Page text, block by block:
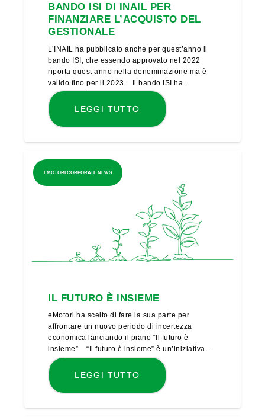
BANDO ISI DI INAIL PER
FINANZIARE L’ACQUISTO DEL
GESTIONALE
L’INAIL ha pubblicato anche per quest’anno il
bando ISI, che essendo approvato nel 2022
riporta quest’anno nella denominazione ma è
valido fino per il 2023. Il bando ISI ha…
LEGGI TUTTO
EMOTORI CORPORATE NEWS
IL FUTURO È INSIEME
eMotori ha scelto di fare la sua parte per
affrontare un nuovo periodo di incertezza
economica lanciando il piano “Il futuro è
insieme”. “Il futuro è insieme” è un’iniziativa…
LEGGI TUTTO